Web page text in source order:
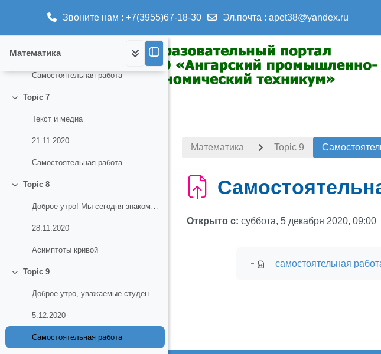
Перейти к основному содержанию
Звоните нам : +7(3955)67-18-30 Эл.почта : apet38@yandex.ru
Математика
Свернуть
Здравствуйте, студенты группы БН-3! Закрепляем опр...
Самостоятельная работа
Свернуть
Topic 7
Текст и медиа
21.11.2020
Самостоятельная работа
Свернуть
Topic 8
Доброе утро! Мы сегодня знакомимся с асимптотами к...
28.11.2020
Асимптоты кривой
Свернуть
Topic 9
Доброе утро, уважаемые студенты! Мы сегодня закреп...
5.12.2020
Самостоятельная работа
Математика Topic 9
Открыто с: суббота, 5 декабря 2020, 09:00
самостоятельная